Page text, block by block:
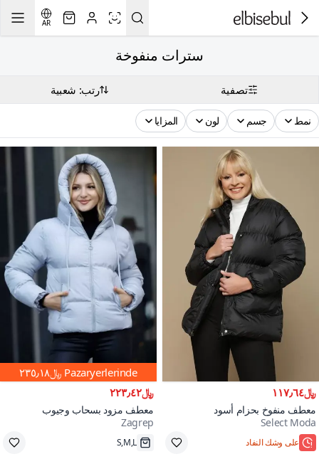
AR
سترات منفوخة
تصفية رتب: شعبية
نمط جسم لون المزايا
﷼١١٧٫٦٤
معطف منفوخ بحزام أسود
Select Moda
على وشك النفاد
Pazaryerlerinde ﷼٢٣٥٫١٨
﷼٢٢٣٫٤٢
معطف مزود بسحاب وجيوب
Zagrep
S,M,L